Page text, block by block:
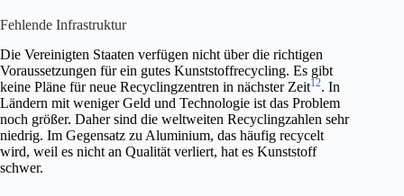
Fehlende Infrastruktur
Die Vereinigten Staaten verfügen nicht über die richtigen
Voraussetzungen für ein gutes Kunststoffrecycling. Es gibt
keine Pläne für neue Recyclingzentren in nächster Zeit12. In
Ländern mit weniger Geld und Technologie ist das Problem
noch größer. Daher sind die weltweiten Recyclingzahlen sehr
niedrig. Im Gegensatz zu Aluminium, das häufig recycelt
wird, weil es nicht an Qualität verliert, hat es Kunststoff
schwer.